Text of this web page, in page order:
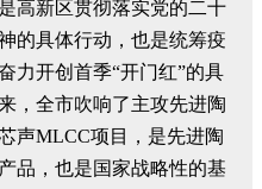
高新区贯彻落实党的二十
的具体行动，也是统筹疫
力开创首季“开门红”的具
，全市吹响了主攻先进陶
声MLCC项目，是先进陶
品，也是国家战略性的基